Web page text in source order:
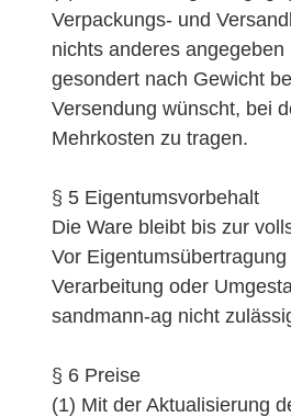
Verpackungs- und
nichts anderes
gesondert nach Gewicht
Versendung wünscht, bei
Mehrkosten zu tragen.
§ 5 Eigentumsvorbehalt
Die Ware bleibt bis zur
Vor
Verarbeitung oder
sandmann-ag nicht
§ 6 Preise
(1) Mit der Aktualisierung